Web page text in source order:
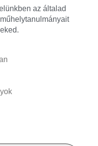
az általad